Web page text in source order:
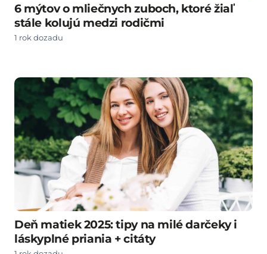
6 mýtov o mliečnych zuboch, ktoré žiaľ
stále kolujú medzi rodičmi
1 rok dozadu
Deň matiek 2025: tipy na milé darčeky i
láskyplné priania + citáty